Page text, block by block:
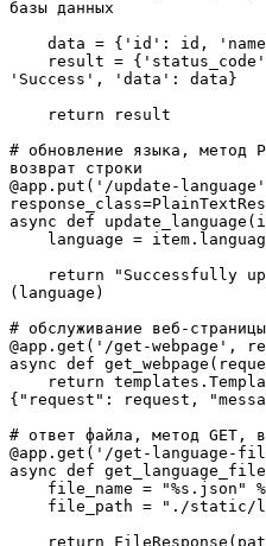
базы данных
'Success', 'data': data}
# обновление языка, метод
возврат строки
@app.put('/update-
async def
(language)
# обслуживание веб-
@app.get('/get-webpage',
async def
{"request": request,
# ответ файла, метод GET,
@app.get('/get-language-
async def